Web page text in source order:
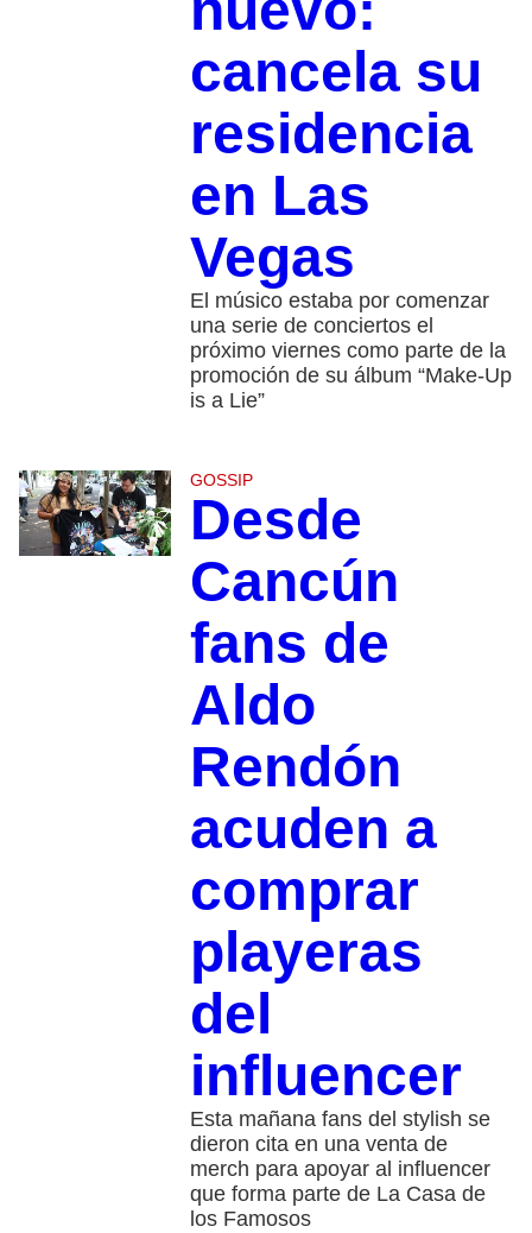
cancela su
residencia
en Las
Vegas
El músico estaba por comenzar
una serie de conciertos el
próximo viernes como parte de la
promoción de su álbum “Make-Up
is a Lie”
GOSSIP
Desde
Cancún
fans de
Aldo
Rendón
acuden a
comprar
playeras
del
influencer
Esta mañana fans del stylish se
dieron cita en una venta de
merch para apoyar al influencer
que forma parte de La Casa de
los Famosos